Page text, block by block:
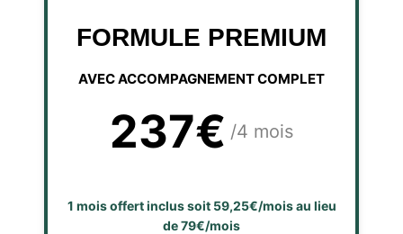
FORMULE PREMIUM
AVEC ACCOMPAGNEMENT COMPLET
237€ /4 mois
1 mois offert inclus soit 59,25€/mois au lieu
de 79€/mois